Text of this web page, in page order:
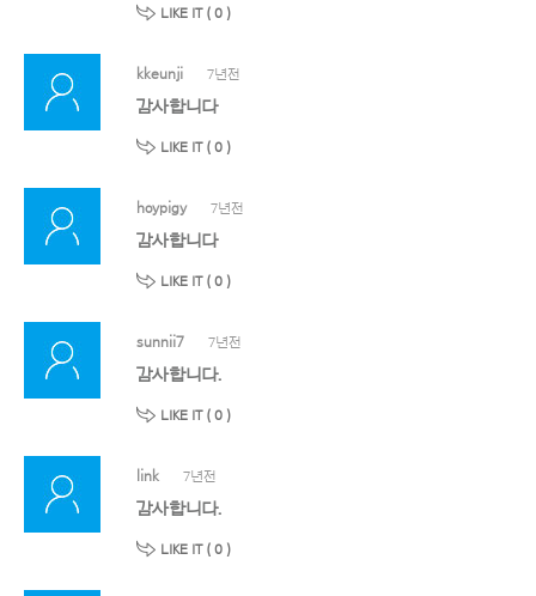
LIKE IT ( 0 )
kkeunji 7년전
감사합니다
LIKE IT ( 0 )
hoypigy 7년전
감사합니다
LIKE IT ( 0 )
sunnii7 7년전
감사합니다.
LIKE IT ( 0 )
link 7년전
감사합니다.
LIKE IT ( 0 )